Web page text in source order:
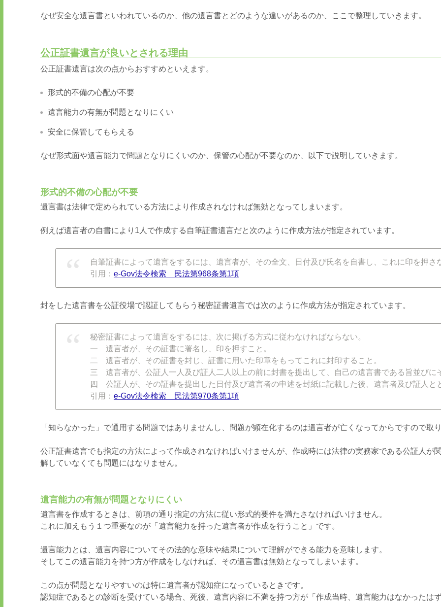
なぜ安全な遺言書といわれているのか、他の遺言書とどのような違いがあるのか、ここで整理していきます。
公正証書遺言が良いとされる理由
公正証書遺言は次の点からおすすめといえます。
形式的不備の心配が不要
遺言能力の有無が問題となりにくい
安全に保管してもらえる
なぜ形式面や遺言能力で問題となりにくいのか、保管の心配が不要なのか、以下で説明していきます。
形式的不備の心配が不要
遺言書は法律で定められている方法により作成されなければ無効となってしまいます。
例えば遺言者の自書により 1 人で作成する自筆証書遺言だと次のように作成方法が指定されています。
自筆証書によって遺言をするには、遺言者が、その全文、日付及び氏名を自書し、これに印を押さ
引用： e-Gov法令検索 民法第968条第1項
封をした遺言書を公証役場で認証してもらう秘密証書遺言では次のように作成方法が指定されています。
秘密証書によって遺言をするには、次に掲げる方式に従わなければならない。
一 遺言者が、その証書に署名し、印を押すこと。
二 遺言者が、その証書を封じ、証書に用いた印章をもってこれに封印すること。
三 遺言者が、公証人一人及び証人二人以上の前に封書を提出して、自己の遺言書である旨並びに
四 公証人が、その証書を提出した日付及び遺言者の申述を封紙に記載した後、遺言者及び証人と
引用： e-Gov法令検索 民法第970条第1項
「知らなかった」で通用する問題ではありませんし、問題が顕在化するのは遺言者が亡くなってからですので取
公正証書遺言でも指定の方法によって作成されなければいけませんが、作成時には法律の実務家である公証人が
解していなくても問題にはなりません。
遺言能力の有無が問題となりにくい
遺言書を作成するときは、前項の通り指定の方法に従い形式的要件を満たさなければいけません。
これに加えもう１つ重要なのが「遺言能力を持った遺言者が作成を行うこと」です。
遺言能力とは、遺言内容についてその法的な意味や結果について理解ができる能力を意味します。
そしてこの遺言能力を持つ方が作成をしなければ、その遺言書は無効となってしまいます。
この点が問題となりやすいのは特に遺言者が認知症になっているときです。
認知症であるとの診断を受けている場合、死後、遺言内容に不満を持つ方が「作成当時、遺言能力はなかったは